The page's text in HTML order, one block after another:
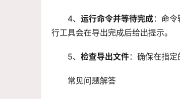
4、 运行命令并等待完成：命
行工具会在导出完成后给出提示。
5、 检查导出文件：确保在指
常见问题解答